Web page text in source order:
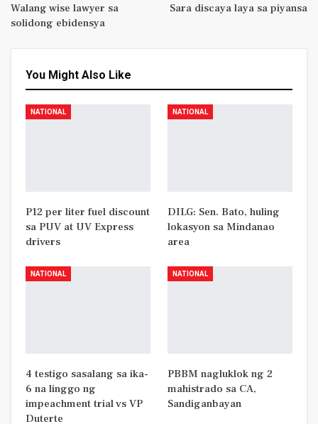
Walang wise lawyer sa
solidong ebidensya
Sara discaya laya sa piyansa
You Might Also Like
NATIONAL
P12 per liter fuel discount
sa PUV at UV Express
drivers
NATIONAL
DILG: Sen. Bato, huling
lokasyon sa Mindanao
area
NATIONAL
4 testigo sasalang sa ika-
6 na linggo ng
impeachment trial vs VP
Duterte
NATIONAL
PBBM nagluklok ng 2
mahistrado sa CA,
Sandiganbayan